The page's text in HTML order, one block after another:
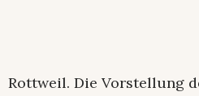
Rottweil. Die Vorstellung